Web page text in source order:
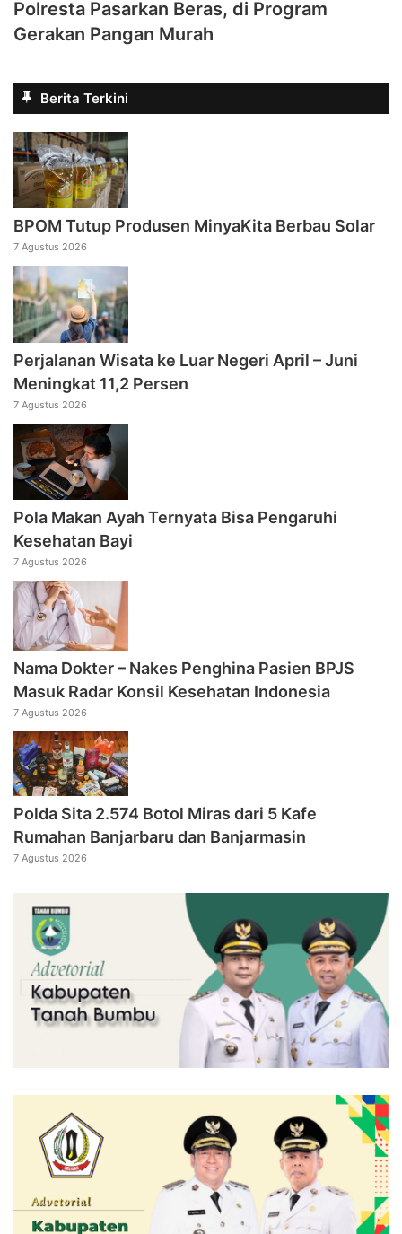
Polresta Pasarkan Beras, di Program
Gerakan Pangan Murah
Berita Terkini
BPOM Tutup Produsen MinyaKita Berbau Solar
7 Agustus 2026
Perjalanan Wisata ke Luar Negeri April – Juni
Meningkat 11,2 Persen
7 Agustus 2026
Pola Makan Ayah Ternyata Bisa Pengaruhi
Kesehatan Bayi
7 Agustus 2026
Nama Dokter – Nakes Penghina Pasien BPJS
Masuk Radar Konsil Kesehatan Indonesia
7 Agustus 2026
Polda Sita 2.574 Botol Miras dari 5 Kafe
Rumahan Banjarbaru dan Banjarmasin
7 Agustus 2026